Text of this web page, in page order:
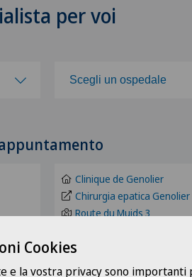
per voi
Scegli un ospedale
Clinica Ars Medica
Clinica Sant'Anna
Clinique de Genolier
Chirurgia epatica Genolier
Route du Muids 3
info@genolier.net
+41 22 366 90 00
Cookies
e la vostra privacy sono